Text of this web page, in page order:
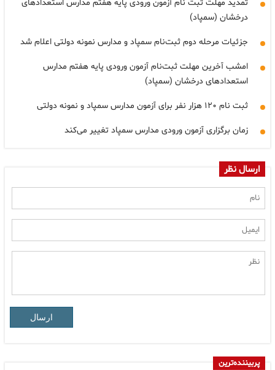
تمدید مهلت ثبت نام آزمون ورودی پایه هفتم مدارس استعدادهای
درخشان (سمپاد)
جزئیات مرحله دوم ثبت‌نام سمپاد و مدارس نمونه دولتی اعلام شد
امشب آخرین مهلت ثبت‌نام آزمون ورودی پایه هفتم مدارس
استعدادهای درخشان (سمپاد)
ثبت نام ۱۲۰ هزار نفر برای آزمون مدارس سمپاد و نمونه دولتی
زمان برگزاری آزمون ورودی مدارس سمپاد تغییر می‌کند
ارسال نظر
ارسال
پربیننده‌ترین